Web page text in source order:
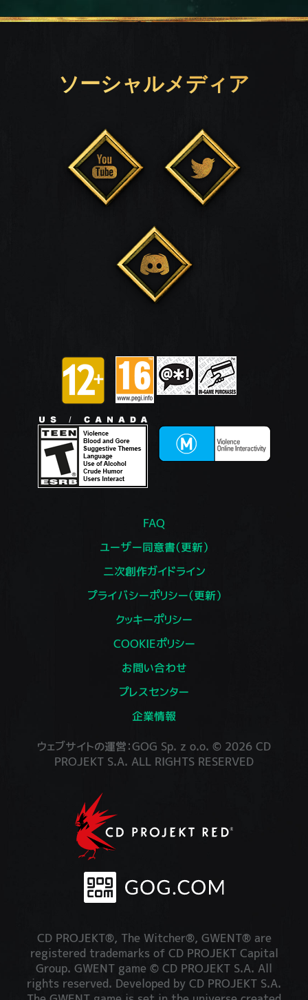
ソーシャルメディア
FAQ
ユーザー同意書（更新）
二次創作ガイドライン
プライバシーポリシー（更新）
クッキーポリシー
COOKIEポリシー
お問い合わせ
プレスセンター
企業情報
ウェブサイトの運営：GOG Sp. z o.o. © 2026 CD
PROJEKT S.A. ALL RIGHTS RESERVED
CD PROJEKT®, The Witcher®, GWENT® are
registered trademarks of CD PROJEKT Capital
Group. GWENT game © CD PROJEKT S.A. All
rights reserved. Developed by CD PROJEKT S.A.